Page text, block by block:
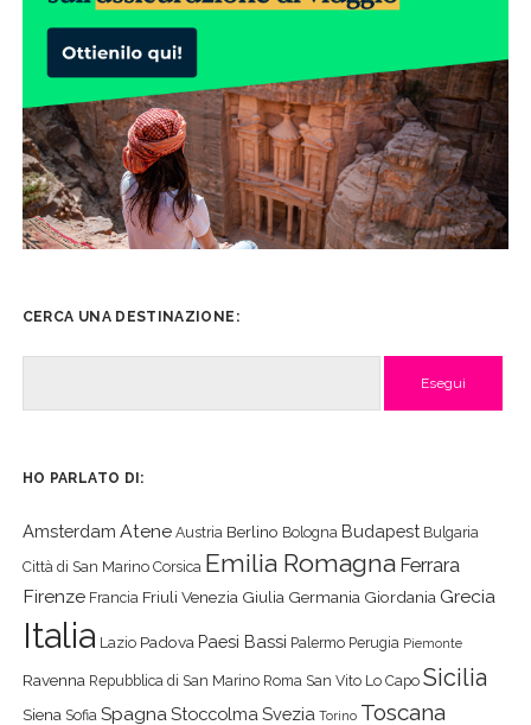
CERCA UNA DESTINAZIONE:
HO PARLATO DI:
Amsterdam Atene Austria Berlino Bologna Budapest Bulgaria
Città di San Marino Corsica Emilia Romagna Ferrara
Firenze Francia Friuli Venezia Giulia Germania Giordania Grecia
Italia Lazio Padova Paesi Bassi Palermo Perugia Piemonte
Ravenna Repubblica di San Marino Roma San Vito Lo Capo Sicilia
Siena Sofia SpagnaStoccolma Svezia Torino Toscana